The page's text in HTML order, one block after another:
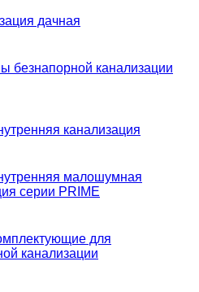
дачная
безнапорной канализации
канализация
малошумная
серии PRIME
для
канализации